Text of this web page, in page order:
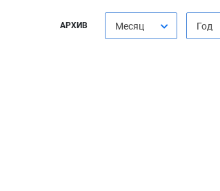
АРХИВ Месяц Год